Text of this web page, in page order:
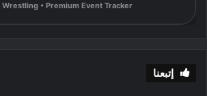
• Premium Event Tracker
إتبعنا